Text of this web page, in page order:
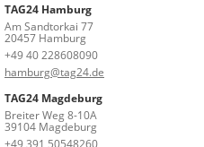
TAG24 Hamburg
Am Sandtorkai 77
20457 Hamburg
+49 40 228608090
hamburg@tag24.de
TAG24 Magdeburg
Breiter Weg 8-10A
39104 Magdeburg
+49 391 50548260